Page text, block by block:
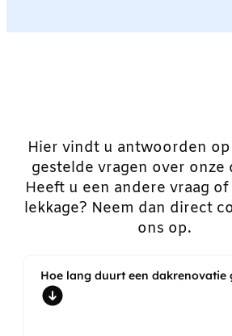
Hier vindt u antwoorden
gestelde vragen over onze
Heeft u een andere vraag
lekkage? Neem dan direct
ons op.
Hoe lang duurt een dakrenovatie